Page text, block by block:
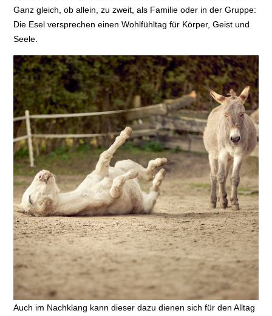
Ganz gleich, ob allein, zu zweit, als Familie oder in der Gruppe:
Die Esel versprechen einen Wohlfühltag für Körper, Geist und
Seele.
Auch im Nachklang kann dieser dazu dienen sich für den Alltag